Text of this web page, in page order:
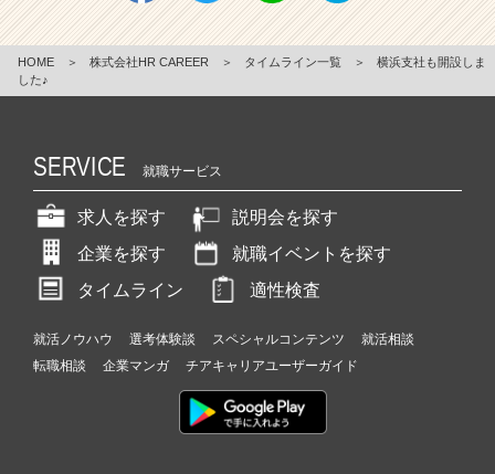
HOME ＞ 株式会社HR CAREER ＞ タイムライン一覧 ＞
横浜支社も開設しま
した♪
SERVICE 就職サービス
求人を探す
説明会を探す
企業を探す
就職イベントを探す
タイムライン
適性検査
就活ノウハウ 選考体験談 スペシャルコンテンツ
就活相談
転職相談
企業マンガ チアキャリアユーザーガイド